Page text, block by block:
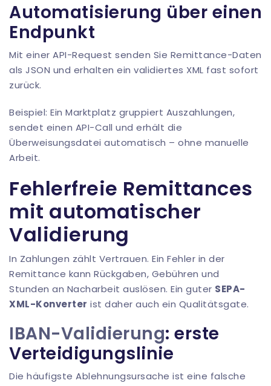
Automatisierung über einen
Endpunkt
Mit einer API-Request senden Sie Remittance-Daten
als JSON und erhalten ein validiertes XML fast sofort
zurück.
Beispiel: Ein Marktplatz gruppiert Auszahlungen,
sendet einen API-Call und erhält die
Überweisungsdatei automatisch – ohne manuelle
Arbeit.
Fehlerfreie Remittances
mit automatischer
Validierung
In Zahlungen zählt Vertrauen. Ein Fehler in der
Remittance kann Rückgaben, Gebühren und
Stunden an Nacharbeit auslösen. Ein guter SEPA-
XML-Konverter ist daher auch ein Qualitätsgate.
IBAN-Validierung: erste
Verteidigungslinie
Die häufigste Ablehnungsursache ist eine falsche